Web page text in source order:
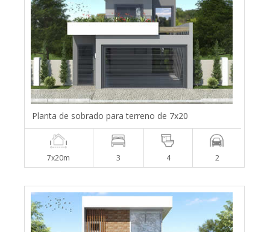
Planta de sobrado para terreno de 7x20
7x20m 3 4 2